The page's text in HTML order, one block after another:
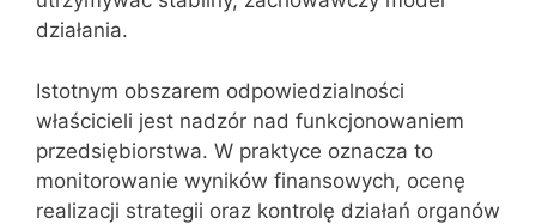
działania.
Istotnym obszarem odpowiedzialności
właścicieli jest nadzór nad funkcjonowaniem
przedsiębiorstwa. W praktyce oznacza to
monitorowanie wyników finansowych, ocenę
realizacji strategii oraz kontrolę działań organów